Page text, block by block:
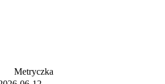
Metryczka